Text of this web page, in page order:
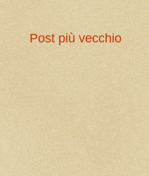
Post più vecchio